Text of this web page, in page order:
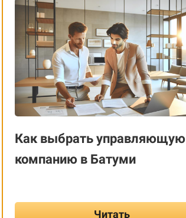
Как выбрать управляющую
компанию в Батуми
Читать